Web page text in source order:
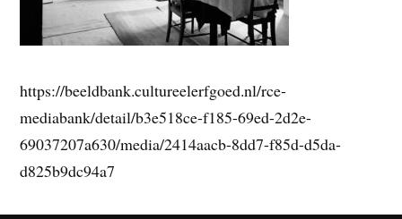
https://beeldbank.cultureelerfgoed.nl/rce-
mediabank/detail/b3e518ce-f185-69ed-2d2e-
69037207a630/media/2414aacb-8dd7-f85d-d5da-
d825b9dc94a7